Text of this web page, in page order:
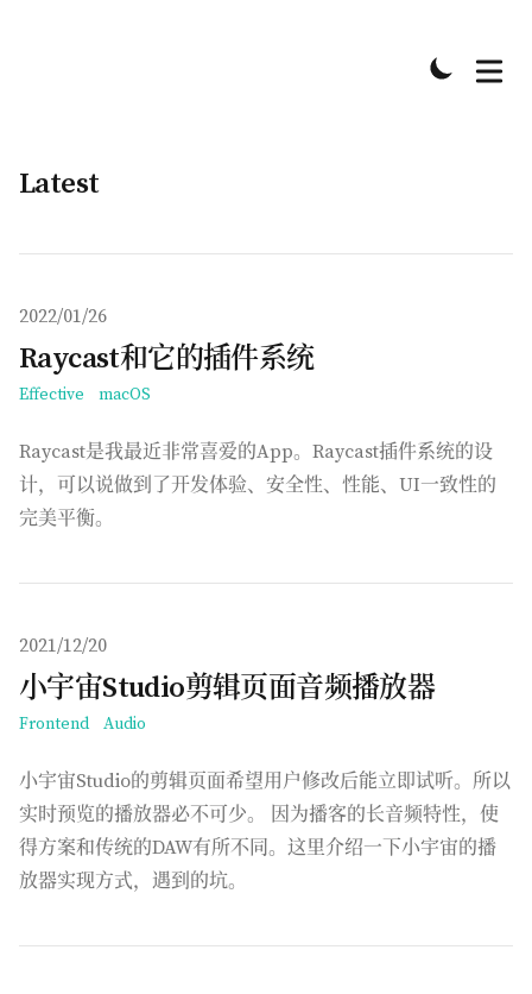
Latest
发布于
2022/01/26
Raycast和它的插件系统
Effective macOS
Raycast是我最近非常喜爱的App。Raycast插件系统的设
计，可以说做到了开发体验、安全性、性能、UI一致性的
完美平衡。
发布于
2021/12/20
小宇宙Studio剪辑页面音频播放器
Frontend Audio
小宇宙Studio的剪辑页面希望用户修改后能立即试听。所以
实时预览的播放器必不可少。 因为播客的长音频特性，使
得方案和传统的DAW有所不同。这里介绍一下小宇宙的播
放器实现方式，遇到的坑。